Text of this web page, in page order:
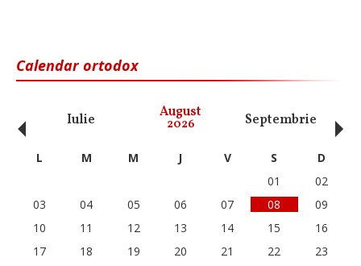
Calendar ortodox
Iulie August
2026 Septembrie
‹ L M M J V S
D
01
02
03
04 05 06 07 08
09
10
11 12 13 14 15
16
17
18 19 20 21 22
23